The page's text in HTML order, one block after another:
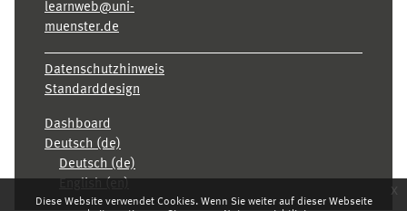
Diese Website verwendet Cookies. Wenn Sie weiter auf dieser Webseite
x
learnweb@uni-
muenster.de
Datenschutzhinweis
Standarddesign
Dashboard
Deutsch ‎(de)‎
Deutsch ‎(de)‎